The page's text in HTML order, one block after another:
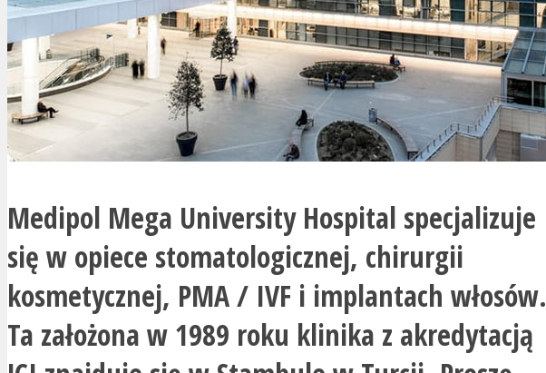
Medipol Mega University Hospital specjalizuje
się w opiece stomatologicznej, chirurgii
kosmetycznej, PMA / IVF i implantach włosów.
Ta założona w 1989 roku klinika z akredytacją